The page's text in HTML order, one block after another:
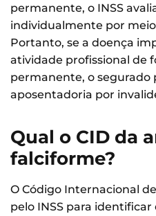
permanente, o INSS
individualmente por
Portanto, se a doença
atividade profissional de
permanente, o segurado
aposentadoria por
Qual o CID da
falciforme?
O Código Internacional
pelo INSS para